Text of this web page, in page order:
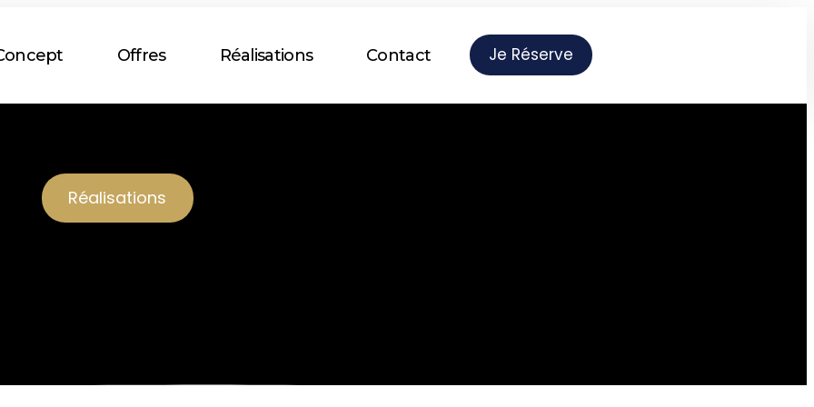
Offres Réalisations Contact Je Réserve
Réalisations